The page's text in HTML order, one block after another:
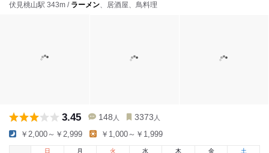
伏見桃山駅 343m / ラーメン、居酒屋、鳥料理
3.45 148 人 3373 人
￥2,000～￥2,999 ￥1,000～￥1,999
日
月 火 水 木 金 土